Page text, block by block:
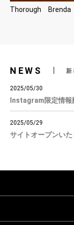
Thorough Brenda
NEWS 新
2025/05/30
Instagram限定情報
2025/05/29
サイトオープンいた